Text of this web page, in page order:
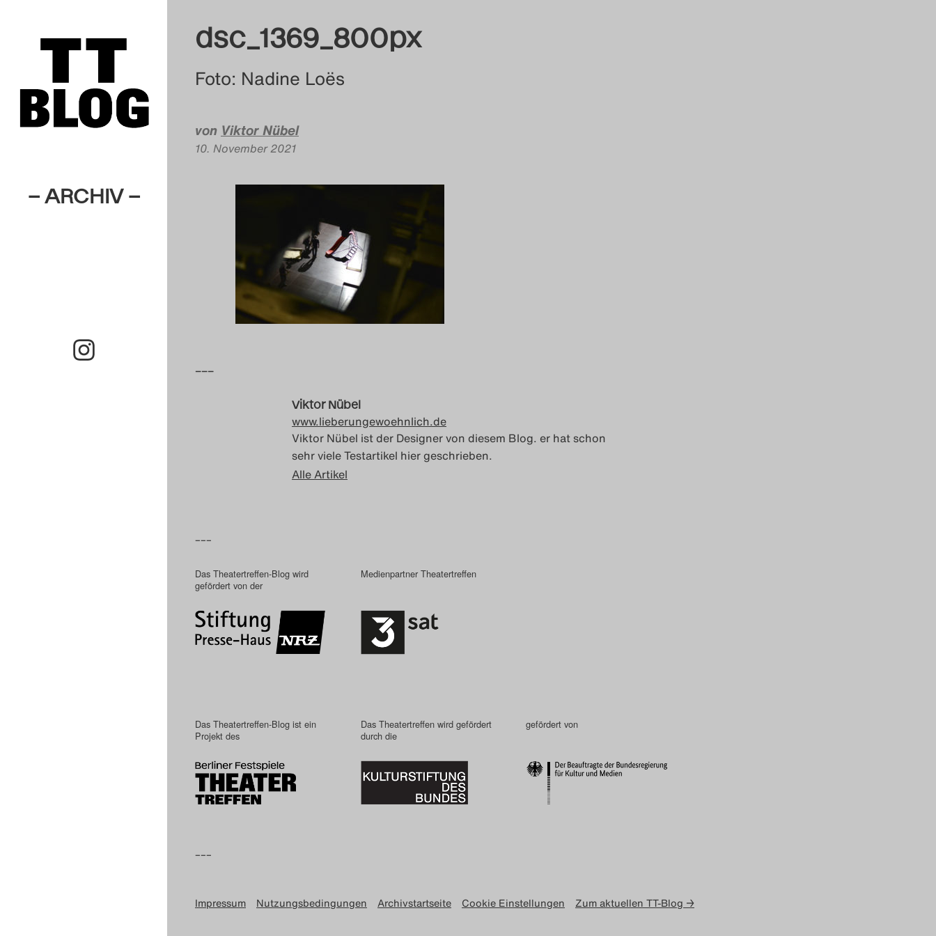
– ARCHIV –
dsc_1369_800px
Foto: Nadine Loës
von Viktor Nübel
10. November 2021
–––
Viktor Nübel
www.lieberungewoehnlich.de
Viktor Nübel ist der Designer von diesem Blog. er hat schon
sehr viele Testartikel hier geschrieben.
Alle Artikel
–––
Das Theatertreffen-Blog wird
gefördert von der
Medienpartner Theatertreffen
Das Theatertreffen-Blog ist ein
Projekt des
Das Theatertreffen wird gefördert
durch die
gefördert von
–––
Impressum Nutzungsbedingungen Archivstartseite Cookie Einstellungen Zum aktuellen TT-Blog →